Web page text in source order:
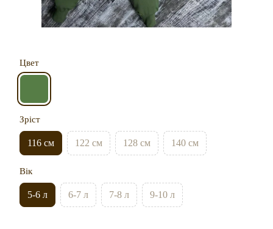
Цвет
Зріст
116 см 122 см 128 см 140 см
Вік
5-6 л 6-7 л 7-8 л 9-10 л